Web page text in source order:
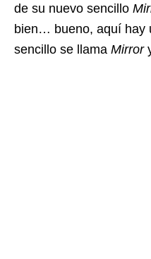
de su nuevo sencillo
bien… bueno, aquí hay
sencillo se llama Mirror